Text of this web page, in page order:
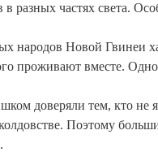
разных частях света.
народов Новой Гвинеи
проживают вместе.
доверяли тем, кто не
Поэтому